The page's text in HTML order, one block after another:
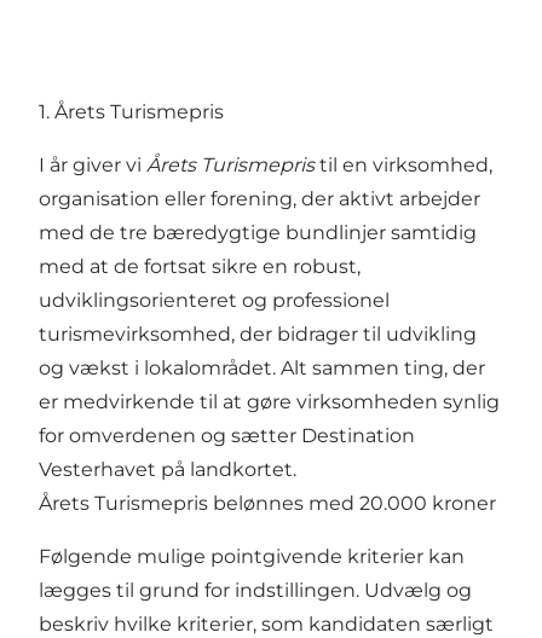
1. Årets Turismepris
I år giver vi Årets Turismepristil en virksomhed,
organisation eller forening, der aktivt arbejder
med de tre bæredygtige bundlinjer samtidig
med at de fortsat sikre en robust,
udviklingsorienteret og professionel
turismevirksomhed, der bidrager til udvikling
og vækst i lokalområdet. Alt sammen ting, der
er medvirkende til at gøre virksomheden synlig
for omverdenen og sætter Destination
Vesterhavet på landkortet.
Årets Turismepris belønnes med 20.000 kroner
Følgende mulige pointgivende kriterier kan
lægges til grund for indstillingen. Udvælg og
beskriv hvilke kriterier, som kandidaten særligt